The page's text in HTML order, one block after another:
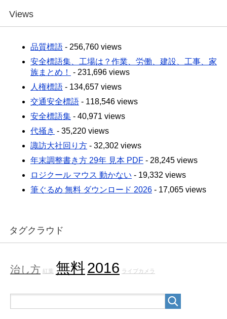
Views
品質標語 - 256,760 views
安全標語集、工場は？作業、労働、建設、工事、家
族まとめ！
- 231,696 views
人権標語 - 134,657 views
交通安全標語 - 118,546 views
安全標語集 - 40,971 views
代掻き - 35,220 views
諏訪大社回り方 - 32,302 views
年末調整書き方 29年 見本 PDF - 28,245 views
ロジクール マウス 動かない - 19,332 views
筆ぐるめ 無料 ダウンロード 2026 - 17,065 views
タグクラウド
治し方 紅葉 無料2016 ライブカメラ